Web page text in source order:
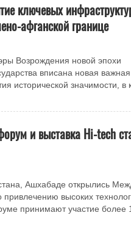
ключевых
афганской границе
Возрождения новой эпохи
вписана новая важная
исторической значимости, в
и выставка Hi-tech
Ашхабаде открылись
высоких
принимают участие более